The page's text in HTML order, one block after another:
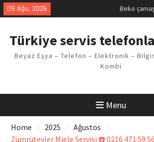
Skip
to
09 Ağu, 2026
Arızası
E02 Arıza
Sorunu
Türkiye servis
Beyaz Eşya – Telefon – Elektronik –
Kombi
Menu
Home 2025
Ağustos
Zümrütevler Miele Servisi ☎️ 0216 471 59 56